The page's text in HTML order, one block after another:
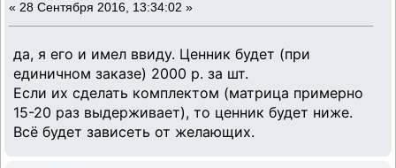
« 28 Сентября 2016, 13:34:02 »
да, я его и имел ввиду. Ценник будет (при
единичном заказе) 2000 р. за шт.
Если их сделать комплектом (матрица примерно
15-20 раз выдерживает), то ценник будет ниже.
Всё будет зависеть от желающих.